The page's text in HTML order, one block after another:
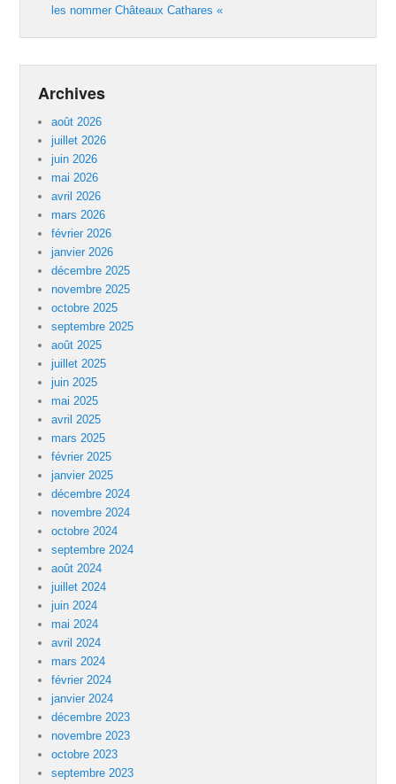
les nommer Châteaux Cathares «
Archives
août 2026
juillet 2026
juin 2026
mai 2026
avril 2026
mars 2026
février 2026
janvier 2026
décembre 2025
novembre 2025
octobre 2025
septembre 2025
août 2025
juillet 2025
juin 2025
mai 2025
avril 2025
mars 2025
février 2025
janvier 2025
décembre 2024
novembre 2024
octobre 2024
septembre 2024
août 2024
juillet 2024
juin 2024
mai 2024
avril 2024
mars 2024
février 2024
janvier 2024
décembre 2023
novembre 2023
octobre 2023
septembre 2023